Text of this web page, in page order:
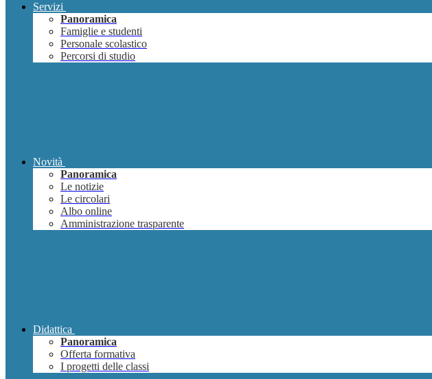
Servizi
Panoramica
Famiglie e studenti
Personale scolastico
Percorsi di studio
Novità
Panoramica
Le notizie
Le circolari
Albo online
Amministrazione trasparente
Didattica
Panoramica
Offerta formativa
I progetti delle classi